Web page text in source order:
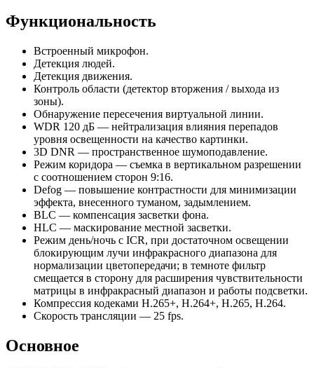
Функциональность
Встроенный микрофон.
Детекция людей.
Детекция движения.
Контроль области (детектор вторжения / выхода из
зоны).
Обнаружение пересечения виртуальной линии.
WDR 120 дБ — нейтрализация влияния перепадов
уровня освещенности на качество картинки.
3D DNR — пространственное шумоподавление.
Режим коридора — съемка в вертикальном разрешении
с соотношением сторон 9:16.
Defog — повышение контрастности для минимизации
эффекта, внесенного туманом, задымлением.
BLC — компенсация засветки фона.
HLC — маскирование местной засветки.
Режим день/ночь с ICR, при достаточном освещении
блокирующим лучи инфракрасного диапазона для
нормализации цветопередачи; в темноте фильтр
смещается в сторону для расширения чувствительности
матрицы в инфракрасный диапазон и работы подсветки.
Компрессия кодеками H.265+, H.264+, H.265, H.264.
Скорость трансляции — 25 fps.
Основное